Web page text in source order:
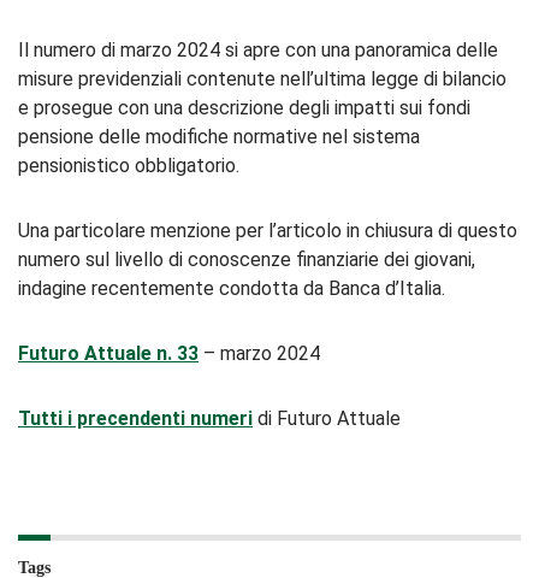
Il numero di marzo 2024 si apre con una panoramica delle
misure previdenziali contenute nell’ultima legge di bilancio
e prosegue con una descrizione degli impatti sui fondi
pensione delle modifiche normative nel sistema
pensionistico obbligatorio.
Una particolare menzione per l’articolo in chiusura di questo
numero sul livello di conoscenze finanziarie dei giovani,
indagine recentemente condotta da Banca d’Italia.
Futuro Attuale n. 33 – marzo 2024
Tutti i precendenti numeri di Futuro Attuale
Tags